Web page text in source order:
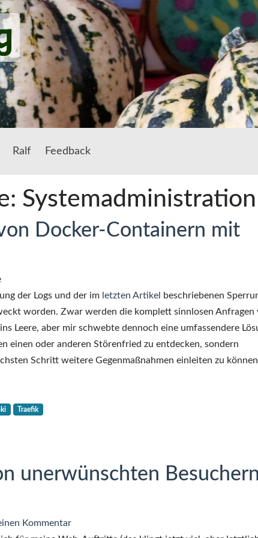
Ralf Feedback
Systemadministration
Docker-Containern mit
der Logs und der im letzten Artikel
beschriebenen
worden. Zwar werden die komplett sinnlosen Anfragen
Leere, aber mir schwebte dennoch eine umfassendere
einen oder anderen Störenfried zu entdecken, sondern
Schritt weitere Gegenmaßnahmen einleiten zu
Traefik
unerwünschten
Kommentarzu